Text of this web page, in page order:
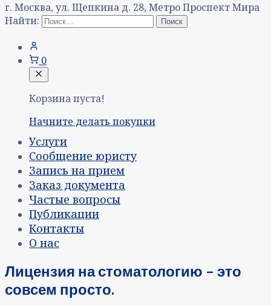
г. Москва, ул. Щепкина д. 28, Метро Проспект Мира
Найти:
0
Корзина пуста!
Начните делать покупки
Услуги
Сообщение юристу
Запись на прием
Заказ документа
Частые вопросы
Публикации
Контакты
О нас
Лицензия на стоматологию – это
совсем просто.